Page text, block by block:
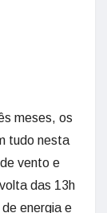
meses, os
tudo nesta
vento e
das 13h
energia e